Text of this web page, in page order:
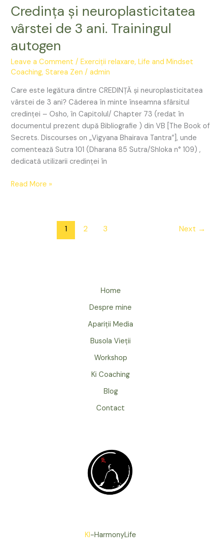
Credința și neuroplasticitatea
vârstei de 3 ani. Trainingul
autogen
Leave a Comment /Exerciții relaxare,Life and Mindset
Coaching,Starea Zen /admin
Care este legătura dintre CREDINȚĂ și neuroplasticitatea
vârstei de 3 ani? Căderea în minte înseamna sfârsitul
credinței – Osho, în Capitolul/ Chapter 73 (redat în
documentul prezent după Bibliografie ) din VB [The Book of
Secrets. Discourses on „Vigyana Bhairava Tantra”], unde
comentează Sutra 101 (Dharana 85 Sutra/Shloka n° 109) ,
dedicată utilizarii credinței în
Read More »
1 2 3 Next →
Home
Despre mine
Apariții Media
Busola Vieții
Workshop
Ki Coaching
Blog
Contact
KI-HarmonyLife